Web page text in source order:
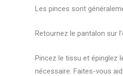
Les pinces sont
Retournez le pantalon sur
Pincez le tissu et épinglez
nécessaire. Faites-vous